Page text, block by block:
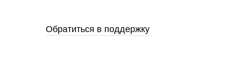
Обратиться в поддержку